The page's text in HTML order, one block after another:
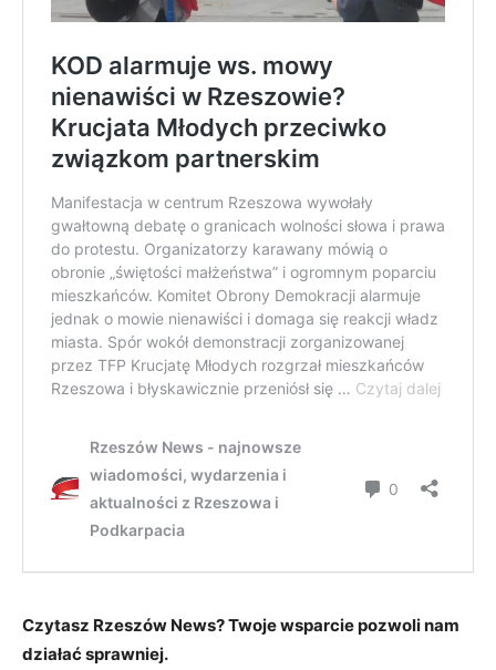
Czytasz Rzeszów News? Twoje wsparcie pozwoli nam
działać sprawniej.